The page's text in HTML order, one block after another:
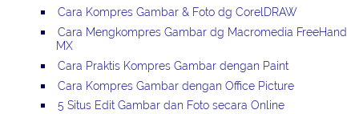
Cara Kompres Gambar & Foto dg CorelDRAW
Cara Mengkompres Gambar dg Macromedia FreeHand
MX
Cara Praktis Kompres Gambar dengan Paint
Cara Kompres Gambar dengan Office Picture
5 Situs Edit Gambar dan Foto secara Online